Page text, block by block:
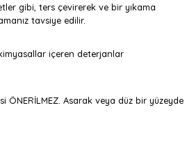
gibi, ters çevirerek ve bir yıkama
tavsiye edilir.
içeren deterjanlar
ÖNERİLMEZ. Asarak veya düz bir yüzeyde